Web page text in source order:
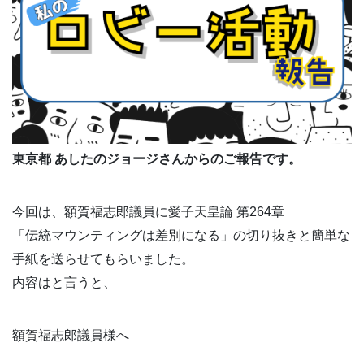
東京都 あしたのジョージさんからのご報告です。
今回は、額賀福志郎議員に愛子天皇論 第264章
「伝統マウンティングは差別になる」の切り抜きと簡単な
手紙を送らせてもらいました。
内容はと言うと、
額賀福志郎議員様へ